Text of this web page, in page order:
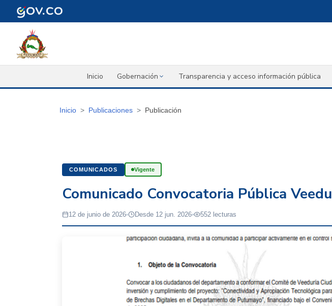
Inicio Gobernación Transparencia y acceso información pública
Inicio Publicaciones Publicación
COMUNICADOS Vigente
Comunicado Convocatoria Pública
12 de junio de 2026 Desde 12 jun. 2026 552 lecturas